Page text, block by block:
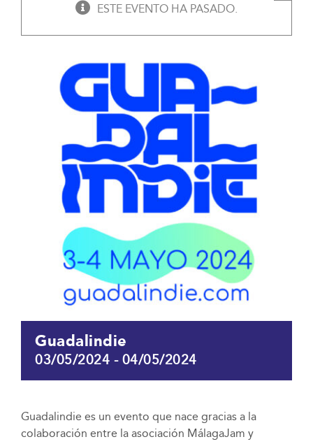
ESTE EVENTO HA PASADO.
Guadalindie
03/05/2024 - 04/05/2024
Guadalindie es un evento que nace gracias a la
colaboración entre la asociación MálagaJam y